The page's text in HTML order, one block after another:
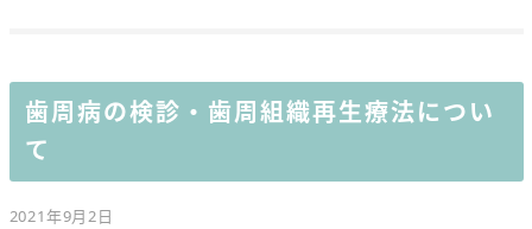
歯周病の検診・歯周組織再生療法につい
て
2021年9月2日